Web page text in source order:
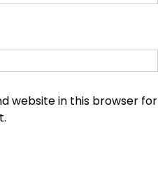
website in this browser for